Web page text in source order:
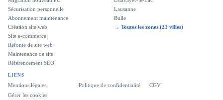
Sécurisation personnelle
Abonnement maintenance
Création site web
Site e-commerce
Refonte de site web
Maintenance de site
Référencement SEO
Lausanne
Bulle
→ Toutes les zones (21 villes)
LIENS
Mentions légales Politique de confidentialité
CGV
Gérer les cookies